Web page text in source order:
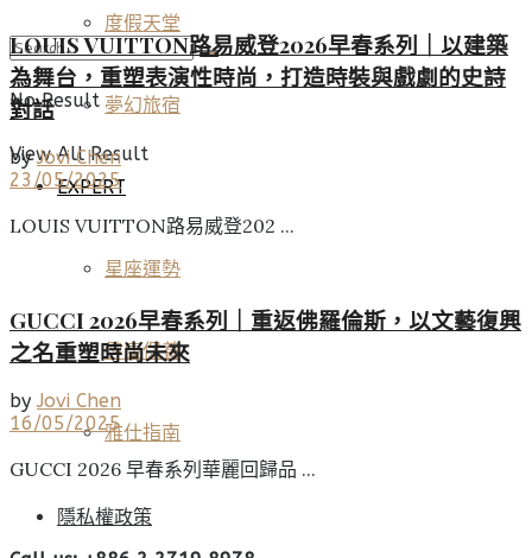
度假天堂
夢幻旅宿
EXPERT
星座運勢
健康保養
雅仕指南
No Result
View All Result
LOUIS VUITTON路易威登2026早春系列｜以建築
為舞台，重塑表演性時尚，打造時裝與戲劇的史詩
對話
by Jovi Chen
23/05/2025
LOUIS VUITTON路易威登202 ...
GUCCI 2026早春系列｜重返佛羅倫斯，以文藝復興
之名重塑時尚未來
by Jovi Chen
16/05/2025
GUCCI 2026 早春系列華麗回歸品 ...
隱私權政策